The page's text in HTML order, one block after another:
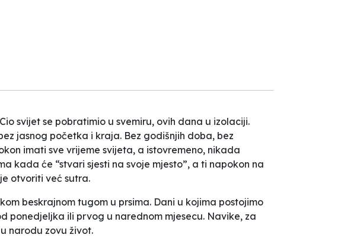
svijet se pobratimio u svemiru, ovih dana u izolaciji.
jasnog početka i kraja. Bez godišnjih doba, bez
imati sve vrijeme svijeta, a istovremeno, nikada
kada će “stvari sjesti na svoje mjesto”, a ti napokon na
otvoriti već sutra.
beskrajnom tugom u prsima. Dani u kojima postojimo
ponedjeljka ili prvog u narednom mjesecu. Navike, za
narodu zovu život.